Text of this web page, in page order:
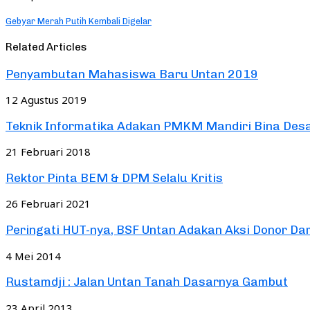
Gebyar Merah Putih Kembali Digelar
Related Articles
Penyambutan Mahasiswa Baru Untan 2019
12 Agustus 2019
Teknik Informatika Adakan PMKM Mandiri Bina
21 Februari 2018
Rektor Pinta BEM & DPM Selalu Kritis
26 Februari 2021
Peringati HUT-nya, BSF Untan Adakan Aksi Donor
4 Mei 2014
Rustamdji : Jalan Untan Tanah Dasarnya Gambut